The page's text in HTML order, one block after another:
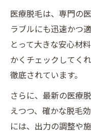
医療脱毛は、専門の
ラブルにも迅速かつ
とって大きな安心材
かくチェックしてく
徹底されています。
さらに、最新の医療
えつつ、確かな脱毛
には、出力の調整や